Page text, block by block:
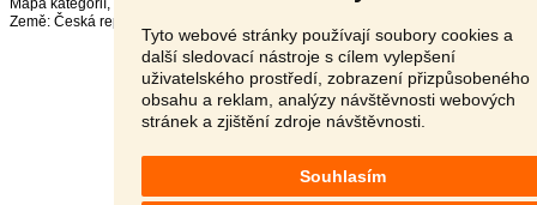
Tyto webové stránky používají soubory cookies a
další sledovací nástroje s cílem vylepšení
uživatelského prostředí, zobrazení přizpůsobeného
obsahu a reklam, analýzy návštěvnosti webových
stránek a zjištění zdroje návštěvnosti.
Souhlasím
Mapa kategorií,
Země: Česká republika